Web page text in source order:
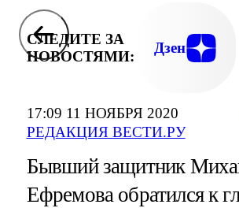
17:09 11 НОЯБРЯ 2020
РЕДАКЦИЯ ВЕСТИ.РУ
СЛЕДИТЕ ЗА
НОВОСТЯМИ:
Дзен
Бывший защитник
Ефремова обратился к